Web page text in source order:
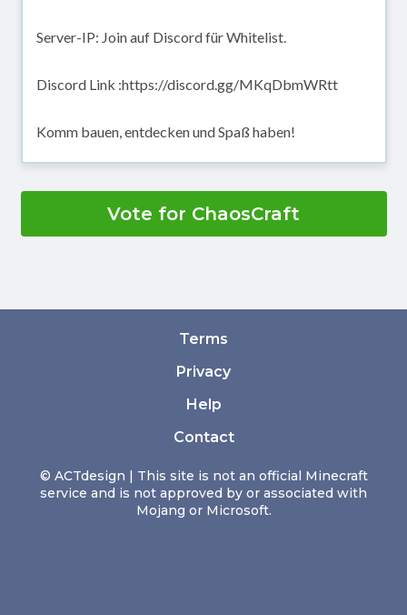
Server-IP: Join auf Discord für Whitelist.
Discord Link :https://discord.gg/MKqDbmWRtt
Komm bauen, entdecken und Spaß haben!
Vote for ChaosCraft
© ACTdesign | This site is not an official Minecraft
service and is not approved by or associated with
Mojang or Microsoft.
Terms
Privacy
Help
Contact